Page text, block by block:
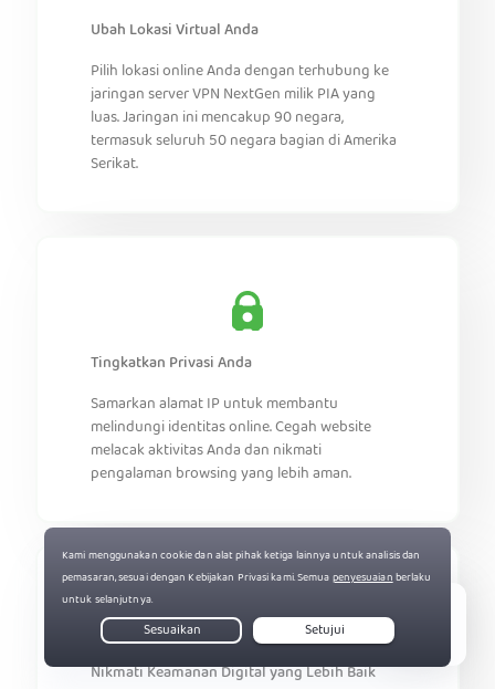
Ubah Lokasi Virtual Anda
Pilih lokasi online Anda dengan terhubung ke
jaringan server VPN NextGen milik PIA yang
luas. Jaringan ini mencakup 90 negara,
termasuk seluruh 50 negara bagian di Amerika
Serikat.
Tingkatkan Privasi Anda
Samarkan alamat IP untuk membantu
melindungi identitas online. Cegah website
melacak aktivitas Anda dan nikmati
pengalaman browsing yang lebih aman.
Nikmati Keamanan Digital yang Lebih Baik